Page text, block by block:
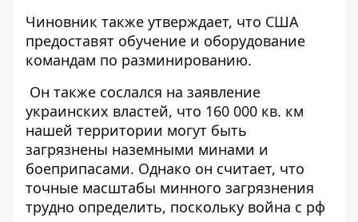
Чиновник также утверждает, что США
предоставят обучение и оборудование
командам по разминированию.
Он также сослался на заявление
украинских властей, что 160 000 кв. км
нашей территории могут быть
загрязнены наземными минами и
боеприпасами. Однако он считает, что
точные масштабы минного загрязнения
трудно определить, поскольку война с рф